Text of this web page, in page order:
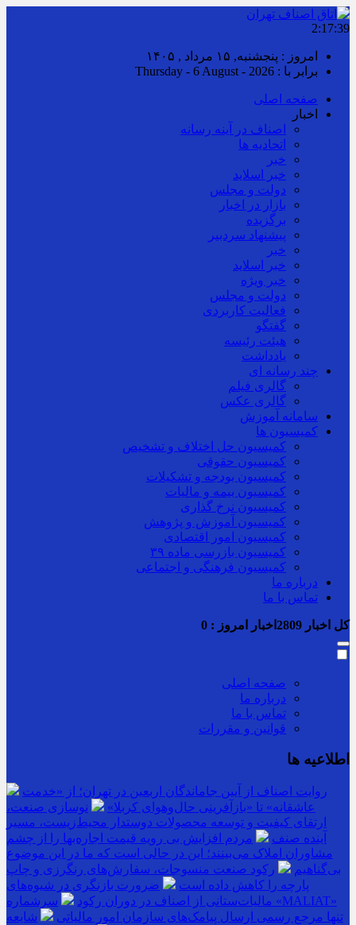
2:17:40
امروز : پنجشنبه, ۱۵ مرداد , ۱۴۰۵
برابر با : Thursday - 6 August - 2026
صفحه اصلی
اخبار
اصناف در آینه رسانه
اتحادیه ها
خبر
خبر اسلايد
دولت و مجلس
بازار در اخبار
برگزیده
پیشنهاد سردبیر
خبر
خبر اسلايد
خبر ویژه
دولت و مجلس
فعالیت کاربردی
گفتگو
هیئت رئیسه
یادداشت
چند رسانه ای
گالری فیلم
گالری عکس
سامانه آموزش
کمیسیون ها
کمیسیون حل اختلاف و تشخیص
کمیسیون حقوقی
کمیسیون بودجه و تشکیلات
کمیسیون بیمه و مالیات
کمیسیون نرخ گذاری
کمیسیون آموزش و پژوهش
کمیسیون امور اقتصادی
کمیسیون بازرسی ماده ۳۹
کمیسیون فرهنگی و اجتماعی
درباره ما
تماس با ما
کل اخبار اخبار امروز : 0
صفحه اصلی
درباره ما
تماس با ما
قوانین و مقررات
اطلاعیه ها
روایت اصناف از آیین جاماندگان اربعین در تهران؛ از «خدمت
عاشقانه» تا «بازآفرینی حال‌وهوای کربلا»
نوسازی صنعت،
ارتقای کیفیت و توسعه محصولات دوستدار محیط‌زیست، مسیر
آینده صنف
مردم افزایش بی رویه قیمت اجاره‌بها را از چشم
مشاوران املاک می‌بینند؛ این در حالی است که ما در این موضوع
بی‌گناهیم
رکود صنعت منسوجات، سفارش‌های رنگرزی و چاپ
پارچه را کاهش داده است
ضرورت بازنگری در شیوه‌های
مالیات‌ستانی از اصناف در دوران رکود
سرشماره «MALIAT»
تنها مرجع رسمی ارسال پیامک‌های سازمان امور مالیاتی
شایعه